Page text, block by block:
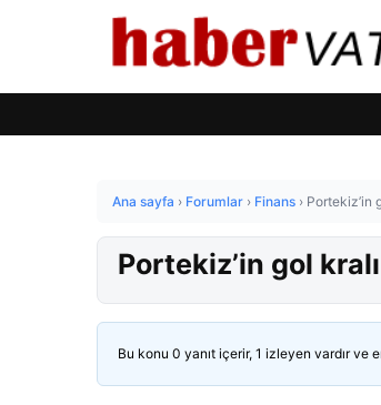
Ana sayfa › Forumlar › Finans › Portekiz’in
Portekiz’in gol
Bu konu 0 yanıt içerir, 1 izleyen vardır ve